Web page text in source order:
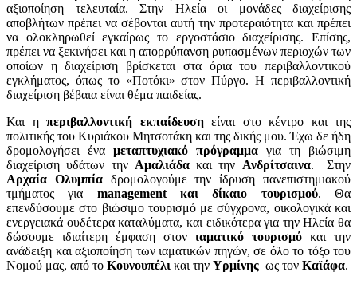
αξιοποίηση τελευταία. Στην Ηλεία οι μονάδες διαχείρισης
αποβλήτων πρέπει να σέβονται αυτή την προτεραιότητα και πρέπει
να ολοκληρωθεί εγκαίρως το εργοστάσιο διαχείρισης. Επίσης,
πρέπει να ξεκινήσει και η απορρύπανση ρυπασμένων περιοχών των
οποίων η διαχείριση βρίσκεται στα όρια του περιβαλλοντικού
εγκλήματος, όπως το «Ποτόκι» στον Πύργο. Η περιβαλλοντική
διαχείριση βέβαια είναι θέμα παιδείας.
Και η περιβαλλοντική εκπαίδευσηείναι στο κέντρο και της
πολιτικής του Κυριάκου Μητσοτάκη και της δικής μου. Έχω δε ήδη
δρομολογήσει ένα μεταπτυχιακό πρόγραμμα για τη βιώσιμη
διαχείριση υδάτων την Αμαλιάδακαι την Ανδρίτσαινα. Στην
Αρχαία Ολυμπίαδρομολογούμε την ίδρυση πανεπιστημιακού
τμήματος για management και δίκαιο τουρισμού. Θα
επενδύσουμε στο βιώσιμο τουρισμό με σύγχρονα, οικολογικά και
ενεργειακά ουδέτερα καταλύματα, και ειδικότερα για την Ηλεία θα
δώσουμε ιδιαίτερη έμφαση στον ιαματικό τουρισμό και την
ανάδειξη και αξιοποίηση των ιαματικών πηγών, σε όλο το τόξο του
Νομού μας, από το Κουνουπέλι και την Υρμίνης ως τον Καϊάφα.